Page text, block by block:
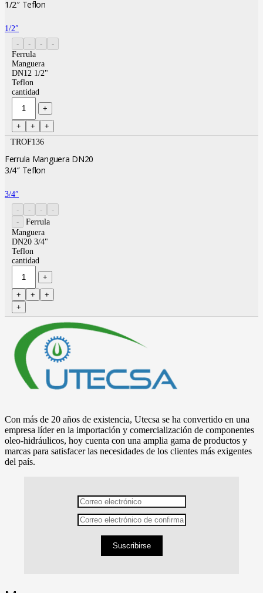
1/2″ Teflon
1/2″
Ferrula
Manguera
DN12 1/2"
Teflon
cantidad
TROF136
Ferrula Manguera DN20
3/4″ Teflon
3/4″
Ferrula
Manguera
DN20 3/4"
Teflon
cantidad
Con más de 20 años de existencia, Utecsa se ha convertido en una
empresa líder en la importación y comercialización de componentes
oleo-hidráulicos, hoy cuenta con una amplia gama de productos y
marcas para satisfacer las necesidades de los clientes más exigentes
del país.
Suscribirse